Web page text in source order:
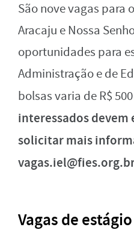
São nove vagas para
Aracaju e Nossa
oportunidades para
Administração e de
bolsas varia de R$ 500
interessados
solicitar mais
vagas.iel@fies.org.br
Vagas de